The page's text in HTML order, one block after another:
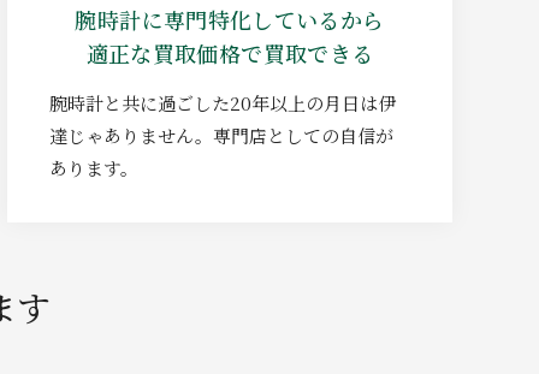
腕時計に専門特化しているから
適正な買取価格で買取できる
腕時計と共に過ごした20年以上の月日は伊
達じゃありません。専門店としての自信が
あります。
す